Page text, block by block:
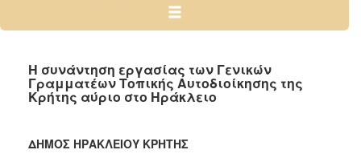
2024
2022
2021
Η συνάντηση εργασίας των Γενικών
Γραμματέων Τοπικής Αυτοδιοίκησης της
Κρήτης αύριο στο Ηράκλειο
ΔΗΜΟΣ ΗΡΑΚΛΕΙΟΥ ΚΡΗΤΗΣ